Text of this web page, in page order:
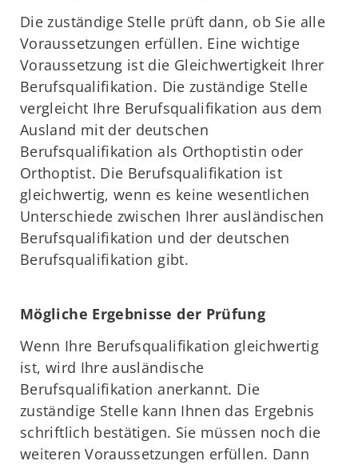
Die zuständige Stelle prüft dann, ob Sie alle
Voraussetzungen erfüllen. Eine wichtige
Voraussetzung ist die Gleichwertigkeit Ihrer
Berufsqualifikation. Die zuständige Stelle
vergleicht Ihre Berufsqualifikation aus dem
Ausland mit der deutschen
Berufsqualifikation als Orthoptistin oder
Orthoptist. Die Berufsqualifikation ist
gleichwertig, wenn es keine wesentlichen
Unterschiede zwischen Ihrer ausländischen
Berufsqualifikation und der deutschen
Berufsqualifikation gibt.
Mögliche Ergebnisse der Prüfung
Wenn Ihre Berufsqualifikation gleichwertig
ist, wird Ihre ausländische
Berufsqualifikation anerkannt. Die
zuständige Stelle kann Ihnen das Ergebnis
schriftlich bestätigen. Sie müssen noch die
weiteren Voraussetzungen erfüllen. Dann